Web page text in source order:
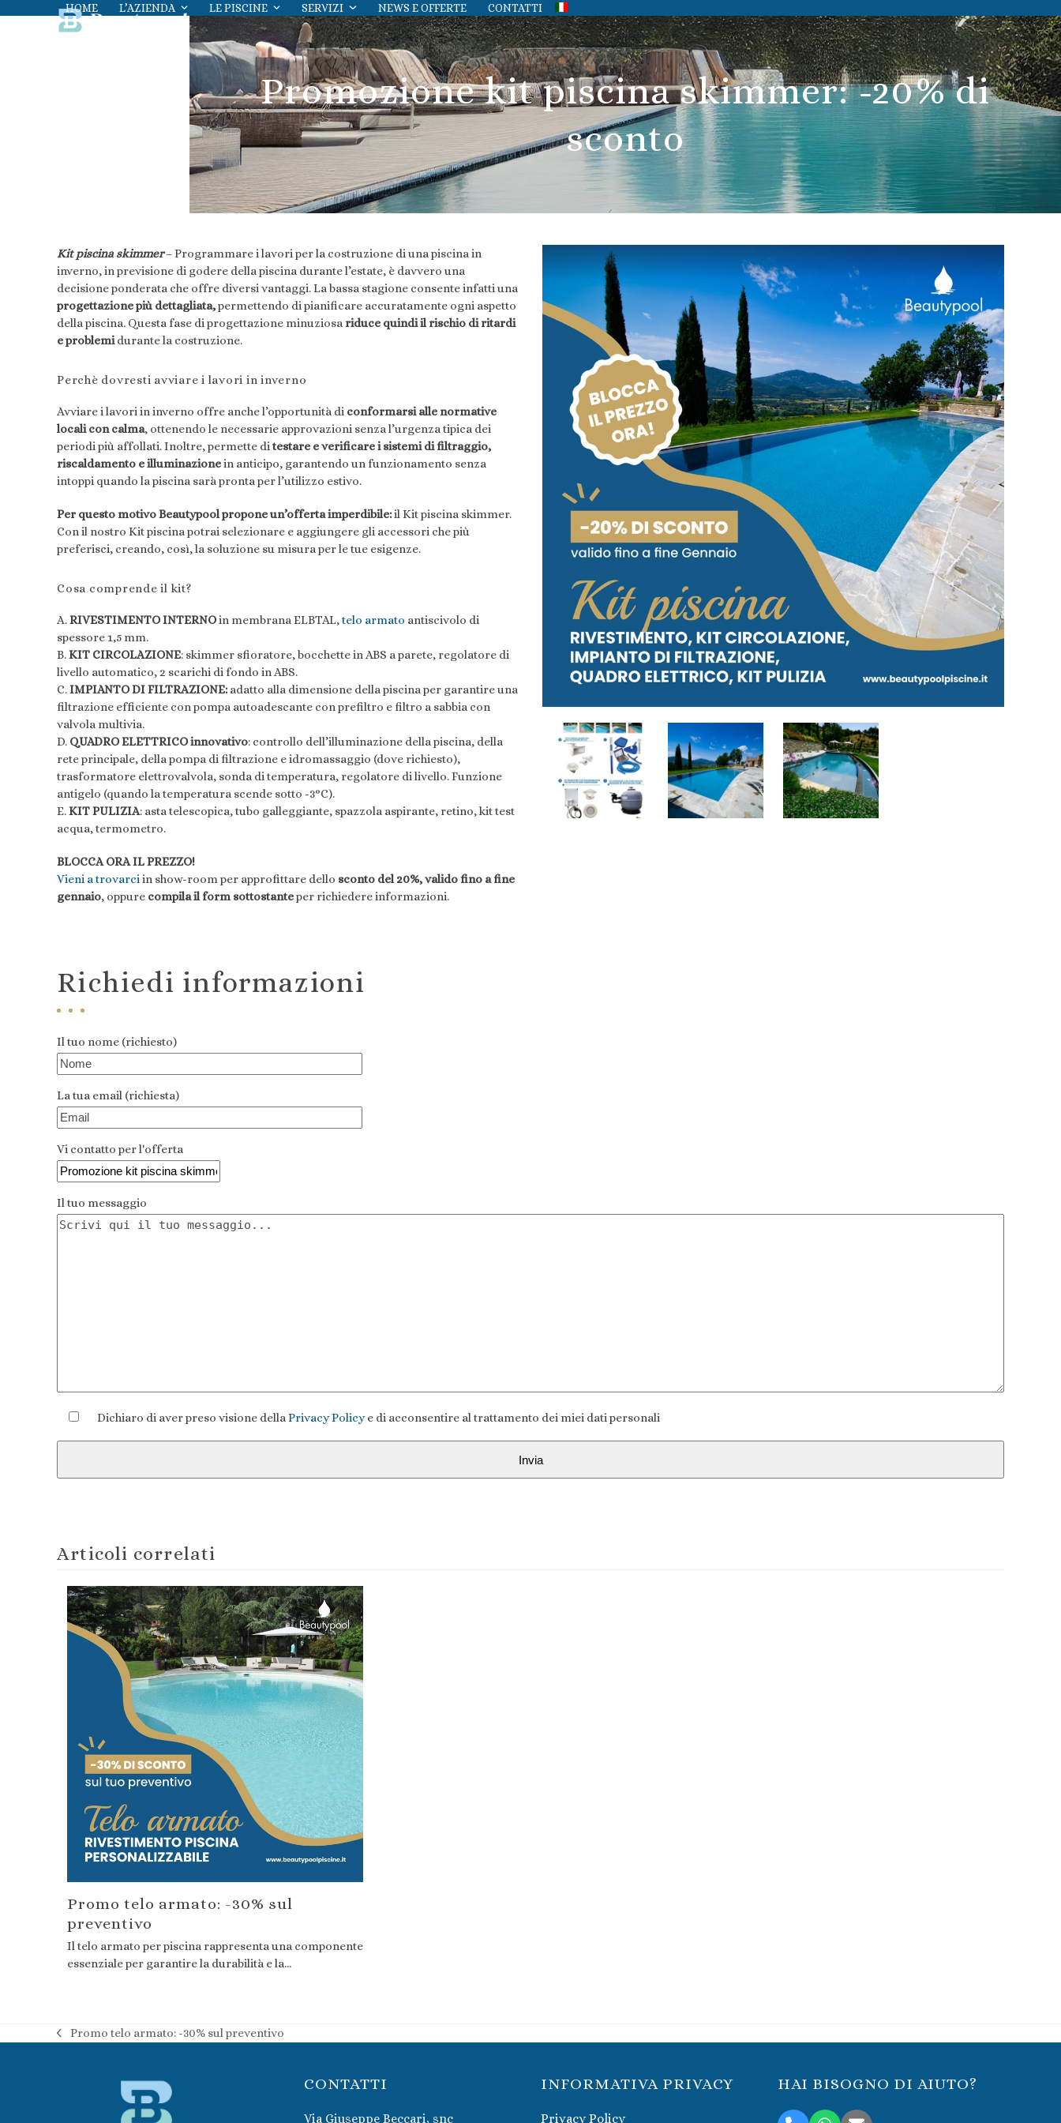
HOME L’AZIENDA LE PISCINE SERVIZI NEWS E OFFERTE CONTATTI
Promozione kit piscina skimmer: -20% di
sconto
Kit piscina skimmer – Programmare i lavori per la costruzione di una piscina in
inverno, in previsione di godere della piscina durante l’estate, è davvero una
decisione ponderata che offre diversi vantaggi. La bassa stagione consente infatti una
progettazione più dettagliata,permettendo di pianificare accuratamente ogni aspetto
della piscina. Questa fase di progettazione minuziosa riduce quindi il rischio di ritardi
e problemidurante la costruzione.
Perchè dovresti avviare i lavori in inverno
Avviare i lavori in inverno offre anche l’opportunità di conformarsi alle normative
locali con calma, ottenendo le necessarie approvazioni senza l’urgenza tipica dei
periodi più affollati. Inoltre, permette ditestare e verificare i sistemi di filtraggio,
riscaldamento e illuminazionein anticipo, garantendo un funzionamento senza
intoppi quando la piscina sarà pronta per l’utilizzo estivo.
Per questo motivo Beautypool propone un’offerta imperdibile:il Kit piscina skimmer.
Con il nostro Kit piscina potrai selezionare e aggiungere gli accessori che più
preferisci, creando, così,la soluzione su misura per le tue esigenze.
Cosa comprende il kit?
A.RIVESTIMENTO INTERNOin membrana ELBTAL,telo armato antiscivolo di
spessore 1,5 mm.
B.KIT CIRCOLAZIONE: skimmer sfioratore, bocchette in ABS a parete, regolatore di
livello automatico, 2 scarichi di fondo in ABS.
C.IMPIANTO DI FILTRAZIONE: adatto alla dimensione della piscina per garantire una
filtrazione efficiente con pompa autoadescante con prefiltro e filtro a sabbia con
valvola multivia.
D. QUADRO ELETTRICO innovativo: controllo dell’illuminazione della piscina, della
rete principale, della pompa di filtrazione e idromassaggio (dove richiesto),
trasformatore elettrovalvola, sonda di temperatura, regolatore di livello. Funzione
antigelo (quando la temperatura scende sotto -3°C).
E.KIT PULIZIA: asta telescopica, tubo galleggiante, spazzola aspirante, retino, kit test
acqua, termometro.
BLOCCA ORA IL PREZZO!
Vieni a trovarciin show-room per approfittare dello sconto del 20%, valido fino a fine
gennaio, oppure compila il form sottostanteper richiedere informazioni.
Richiedi informazioni
Il tuo nome (richiesto)
La tua email (richiesta)
Vi contatto per l'offerta
Il tuo messaggio
Dichiaro di aver preso visione dellaPrivacy Policye di acconsentire al trattamento dei miei dati personali
Articoli correlati
Promo telo armato: -30% sul
preventivo
Il telo armato per piscina rappresenta una componente
essenziale per garantire la durabilità e la…
post
Promo telo armato: -30% sul preventivo
CONTATTI
Via Giuseppe Beccari, snc
INFORMATIVA PRIVACY
Privacy Policy
HAI BISOGNO DI AIUTO?